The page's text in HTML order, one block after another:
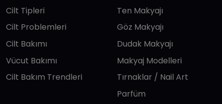
Cilt Tipleri
Cilt Problemleri
Cilt Bakımı
Vücut Bakımı
Cilt Bakım Trendleri
Ten Makyajı
Göz Makyajı
Dudak Makyajı
Makyaj Modelleri
Tırnaklar / Nail Art
Parfüm